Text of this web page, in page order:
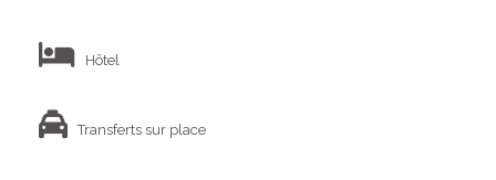
Hôtel
Transferts sur place